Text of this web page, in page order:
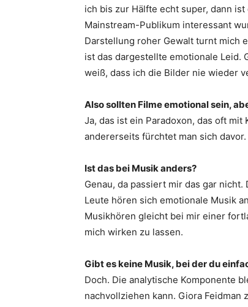
ich bis zur Hälfte echt super, dann
Mainstream-Publikum interessant
Darstellung roher Gewalt turnt mich
ist das dargestellte emotionale Leid.
weiß, dass ich die Bilder nie wieder
Also sollten Filme emotional sein,
Ja, das ist ein Paradoxon, das oft
andererseits fürchtet man sich davor.
Ist das bei Musik anders?
Genau, da passiert mir das gar
Leute hören sich emotionale Musik
Musikhören gleicht bei mir einer
mich wirken zu lassen.
Gibt es keine Musik, bei der du
Doch. Die analytische Komponente
nachvollziehen kann. Giora Feidman